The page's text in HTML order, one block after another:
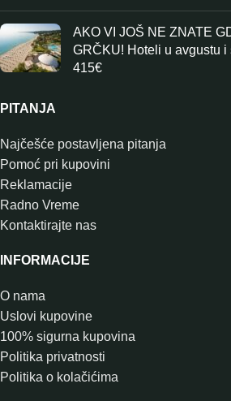
AKO VI JOŠ NE ZNATE
GRČKU! Hoteli u avgustu i
415€
PITANJA
Najčešće postavljena pitanja
Pomoć pri kupovini
Reklamacije
Radno Vreme
Kontaktirajte nas
INFORMACIJE
O nama
Uslovi kupovine
100% sigurna kupovina
Politika privatnosti
Politika o kolačićima